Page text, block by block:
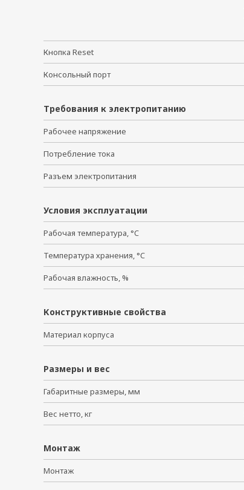
Кнопка Reset
Консольный порт
Требования к электропитанию
Рабочее напряжение
Потребление тока
Разъем электропитания
Условия эксплуатации
Рабочая температура, °C
Температура хранения, °C
Рабочая влажность, %
Конструктивные свойства
Материал корпуса
Размеры и вес
Габаритные размеры, мм
Вес нетто, кг
Монтаж
Монтаж